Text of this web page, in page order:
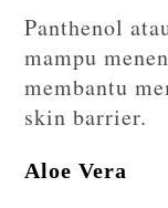
Panthenol
mampu
membantu
skin barrier.
Aloe Vera